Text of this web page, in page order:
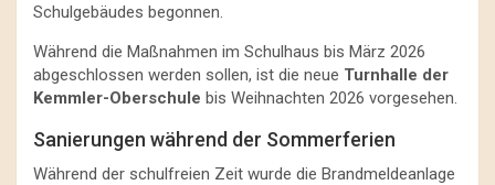
Schulgebäudes begonnen.
Während die Maßnahmen im Schulhaus bis März 2026
abgeschlossen werden sollen, ist die neue Turnhalle der
Kemmler-Oberschule bis Weihnachten 2026 vorgesehen.
Sanierungen während der Sommerferien
Während der schulfreien Zeit wurde die Brandmeldeanlage